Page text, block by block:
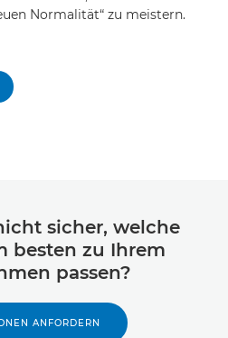
Normalität“ zu meistern.
sicher, welche
besten zu Ihrem
passen?
ANFORDERN